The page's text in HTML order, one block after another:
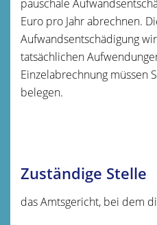
pauschale
Euro pro Jahr abrechnen.
Aufwandsentschädigung
tatsächlichen
Einzelabrechnung müssen
belegen.
Zuständige Stelle
das Amtsgericht, bei dem